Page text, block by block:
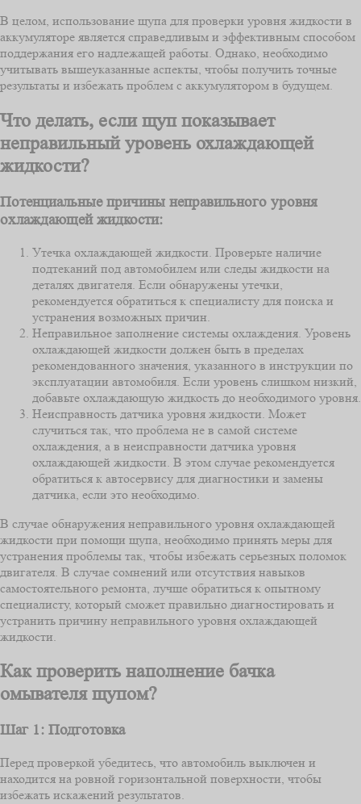
В целом, использование щупа для проверки уровня жидкости в
аккумуляторе является справедливым и эффективным способом
поддержания его надлежащей работы. Однако, необходимо
учитывать вышеуказанные аспекты, чтобы получить точные
результаты и избежать проблем с аккумулятором в будущем.
Что делать, если щуп показывает
неправильный уровень охлаждающей
жидкости?
Потенциальные причины неправильного уровня
охлаждающей жидкости:
Утечка охлаждающей жидкости. Проверьте наличие
подтеканий под автомобилем или следы жидкости на
деталях двигателя. Если обнаружены утечки,
рекомендуется обратиться к специалисту для поиска и
устранения возможных причин.
Неправильное заполнение системы охлаждения. Уровень
охлаждающей жидкости должен быть в пределах
рекомендованного значения, указанного в инструкции по
эксплуатации автомобиля. Если уровень слишком низкий,
добавьте охлаждающую жидкость до необходимого уровня.
Неисправность датчика уровня жидкости. Может
случиться так, что проблема не в самой системе
охлаждения, а в неисправности датчика уровня
охлаждающей жидкости. В этом случае рекомендуется
обратиться к автосервису для диагностики и замены
датчика, если это необходимо.
В случае обнаружения неправильного уровня охлаждающей
жидкости при помощи щупа, необходимо принять меры для
устранения проблемы так, чтобы избежать серьезных поломок
двигателя. В случае сомнений или отсутствия навыков
самостоятельного ремонта, лучше обратиться к опытному
специалисту, который сможет правильно диагностировать и
устранить причину неправильного уровня охлаждающей
жидкости.
Как проверить наполнение бачка
омывателя щупом?
Шаг 1: Подготовка
Перед проверкой убедитесь, что автомобиль выключен и
находится на ровной горизонтальной поверхности, чтобы
избежать искажений результатов.